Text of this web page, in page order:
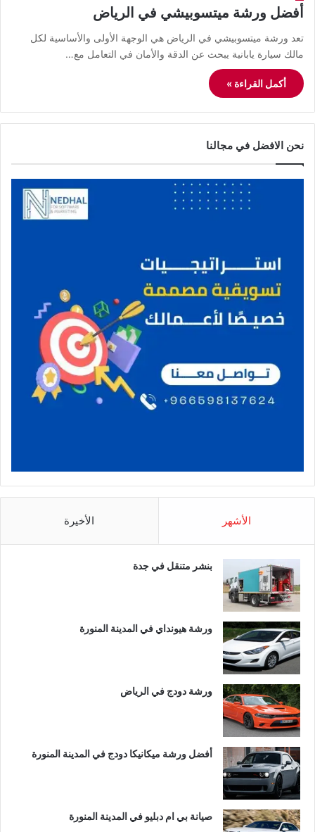
أفضل ورشة ميتسوبيشي في الرياض
تعد ​ورشة ميتسوبيشي في الرياض هي الوجهة الأولى والأساسية لكل
مالك سيارة يابانية يبحث عن الدقة والأمان في التعامل مع…
أكمل القراءة »
نحن الافضل في مجالنا
الأشهر الأخيرة
بنشر متنقل في جدة
ورشة هيونداي في المدينة المنورة
ورشة دودج في الرياض
أفضل ورشة ميكانيكا دودج في المدينة المنورة
صيانة بي ام دبليو في المدينة المنورة